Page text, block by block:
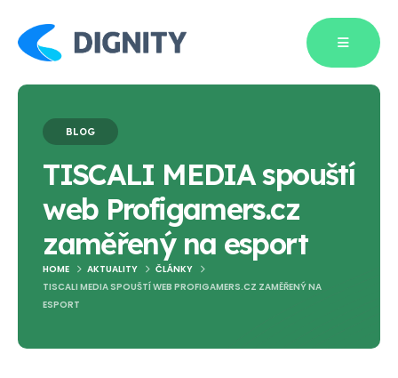
BLOG
TISCALI MEDIA spouští
web Profigamers.cz
zaměřený na esport
HOME AKTUALITY
ČLÁNKY
TISCALI MEDIA SPOUŠTÍ WEB PROFIGAMERS.CZ ZAMĚŘENÝ NA
ESPORT
Blog Single